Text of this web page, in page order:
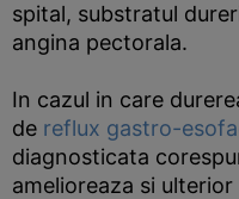
spital, substratul
angina pectorala.
In cazul in care
de reflux gastro-
diagnosticata
amelioreaza si